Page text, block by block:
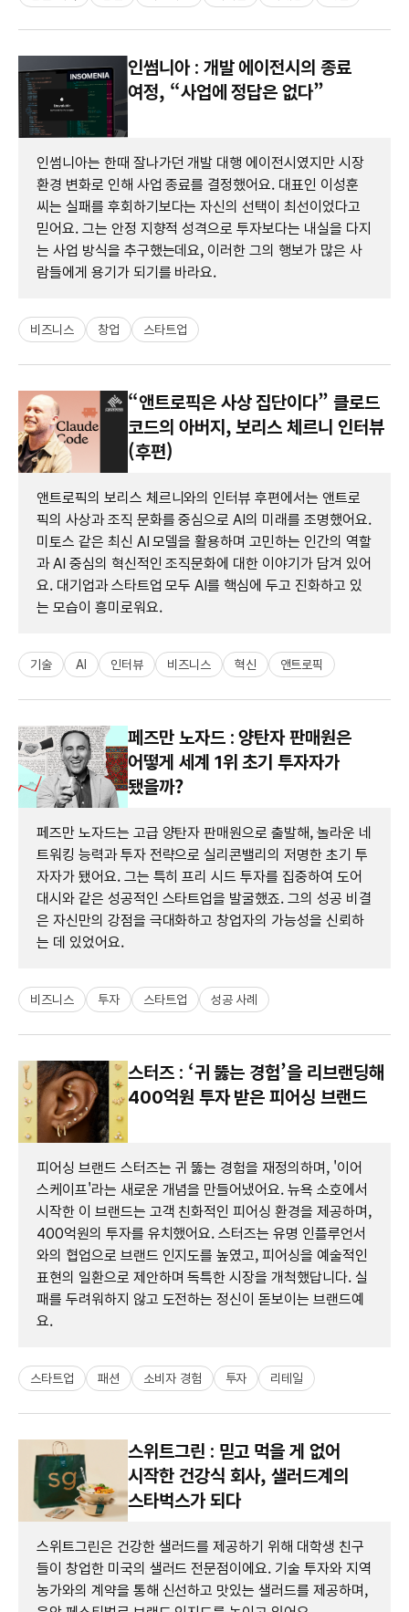
인썸니아 : 개발 에이전시의 종료
여정, “사업에 정답은 없다”
인썸니아는 한때 잘나가던 개발 대행 에이전시였지만 시장
환경 변화로 인해 사업 종료를 결정했어요. 대표인 이성훈
씨는 실패를 후회하기보다는 자신의 선택이 최선이었다고
믿어요. 그는 안정 지향적 성격으로 투자보다는 내실을 다지
는 사업 방식을 추구했는데요, 이러한 그의 행보가 많은 사
람들에게 용기가 되기를 바라요.
비즈니스 창업 스타트업
“앤트로픽은 사상 집단이다” 클로드
코드의 아버지, 보리스 체르니 인터뷰
(후편)
앤트로픽의 보리스 체르니와의 인터뷰 후편에서는 앤트로
픽의 사상과 조직 문화를 중심으로 AI의 미래를 조명했어요.
미토스 같은 최신 AI 모델을 활용하며 고민하는 인간의 역할
과 AI 중심의 혁신적인 조직문화에 대한 이야기가 담겨 있어
요. 대기업과 스타트업 모두 AI를 핵심에 두고 진화하고 있
는 모습이 흥미로워요.
기술 AI 인터뷰 비즈니스 혁신 앤트로픽
페즈만 노자드 : 양탄자 판매원은
어떻게 세계 1위 초기 투자자가
됐을까?
페즈만 노자드는 고급 양탄자 판매원으로 출발해, 놀라운 네
트워킹 능력과 투자 전략으로 실리콘밸리의 저명한 초기 투
자자가 됐어요. 그는 특히 프리 시드 투자를 집중하여 도어
대시와 같은 성공적인 스타트업을 발굴했죠. 그의 성공 비결
은 자신만의 강점을 극대화하고 창업자의 가능성을 신뢰하
는 데 있었어요.
비즈니스 투자 스타트업 성공 사례
스터즈 : ‘귀 뚫는 경험’을 리브랜딩해
400억원 투자 받은 피어싱 브랜드
피어싱 브랜드 스터즈는 귀 뚫는 경험을 재정의하며, '이어
스케이프'라는 새로운 개념을 만들어냈어요. 뉴욕 소호에서
시작한 이 브랜드는 고객 친화적인 피어싱 환경을 제공하며,
400억원의 투자를 유치했어요. 스터즈는 유명 인플루언서
와의 협업으로 브랜드 인지도를 높였고, 피어싱을 예술적인
표현의 일환으로 제안하며 독특한 시장을 개척했답니다. 실
패를 두려워하지 않고 도전하는 정신이 돋보이는 브랜드예
요.
스타트업 패션 소비자 경험 투자 리테일
스위트그린 : 믿고 먹을 게 없어
시작한 건강식 회사, 샐러드계의
스타벅스가 되다
스위트그린은 건강한 샐러드를 제공하기 위해 대학생 친구
들이 창업한 미국의 샐러드 전문점이에요. 기술 투자와 지역
농가와의 계약을 통해 신선하고 맛있는 샐러드를 제공하며,